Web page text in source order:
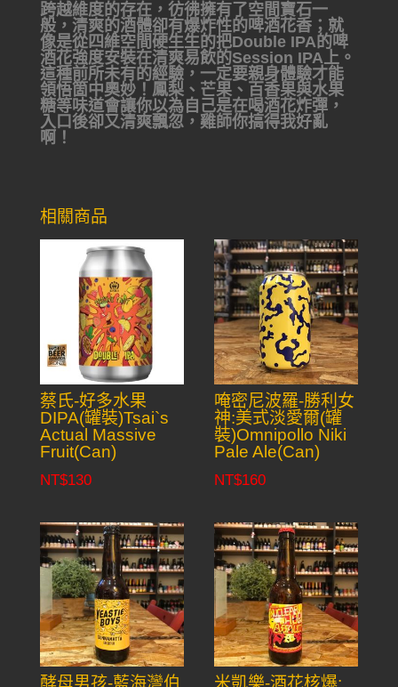
跨越維度的存在，彷彿擁有了空間寶石一
般，清爽的酒體卻有爆炸性的啤酒花香；就
像是從四維空間硬生生的把Double IPA的啤
酒花強度安裝在清爽易飲的Session IPA上。
這種前所未有的經驗，一定要親身體驗才能
領悟箇中奧妙！鳳梨、芒果、百香果與水果
糖等味道會讓你以為自己是在喝酒花炸彈，
入口後卻又清爽飄忽，雞師你搞得我好亂
啊！
相關商品
蔡氏-好多水果
DIPA(罐裝)Tsai`s
Actual Massive
Fruit(Can)
NT$130
唵密尼波羅-勝利女
神:美式淡愛爾(罐
裝)Omnipollo Niki
Pale Ale(Can)
NT$160
酵母男孩-藍海灣伯 米凱樂-酒花核爆: